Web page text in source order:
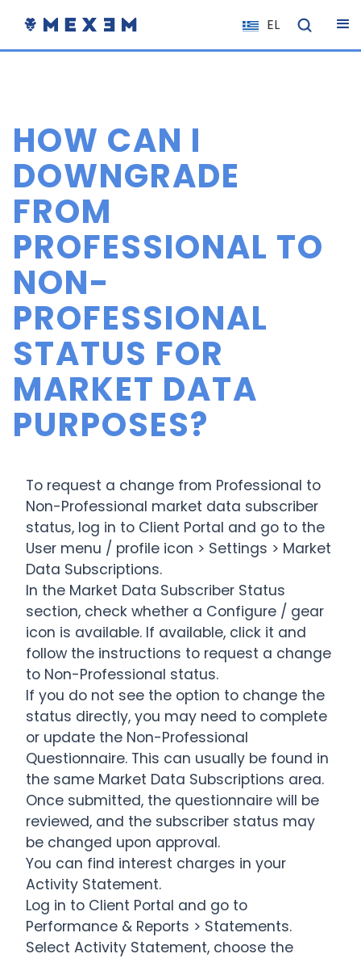
EL
NL
HU
CS
HOW CAN I
DOWNGRADE
FROM
PROFESSIONAL TO
NON-
PROFESSIONAL
STATUS FOR
MARKET DATA
PURPOSES?
To request a change from Professional to
Non-Professional market data subscriber
status, log in to Client Portal and go to the
User menu / profile icon > Settings > Market
Data Subscriptions.
In the Market Data Subscriber Status
section, check whether a Configure / gear
icon is available. If available, click it and
follow the instructions to request a change
to Non-Professional status.
If you do not see the option to change the
status directly, you may need to complete
or update the Non-Professional
Questionnaire. This can usually be found in
the same Market Data Subscriptions area.
Once submitted, the questionnaire will be
reviewed, and the subscriber status may
be changed upon approval.
You can find interest charges in your
Activity Statement.
Log in to Client Portal and go to
Performance & Reports > Statements.
Select Activity Statement, choose the